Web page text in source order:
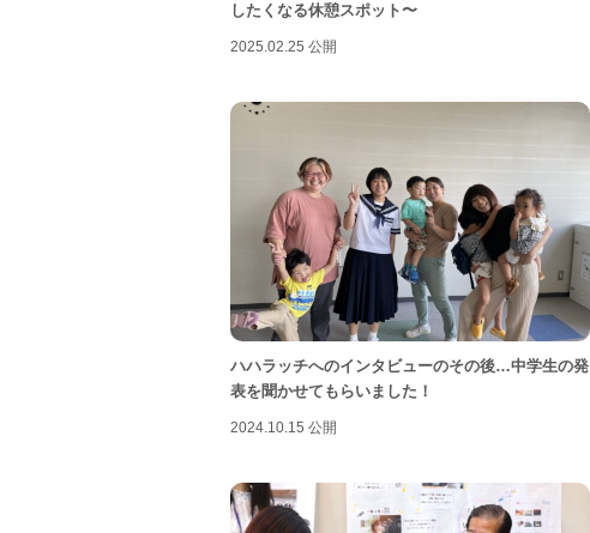
したくなる休憩スポット〜
2025.02.25 公開
ハハラッチへのインタビューのその後…中学生の発
表を聞かせてもらいました！
2024.10.15 公開